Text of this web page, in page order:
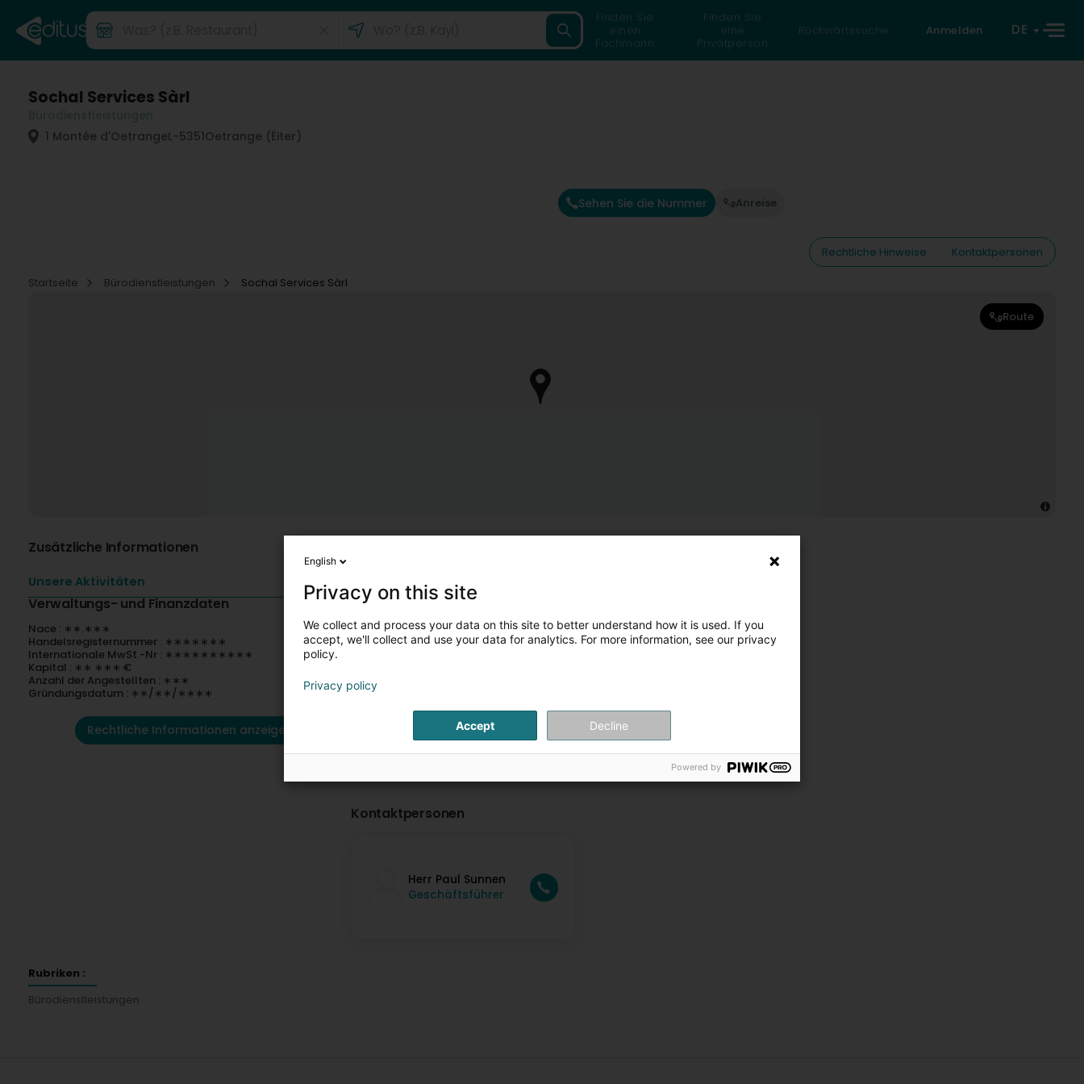
Finden Sie
einen
Fachmann
Finden Sie
eine
Privatperson
Rückwärtssuche Anmelden DE
Sochal Services Sàrl
1 Montée d'OetrangeL-5351Oetrange (Éiter)
Sehen Sie die Nummer Anreise
Rechtliche Hinweise
Kontaktpersonen
Startseite
Bürodienstleistungen Sochal Services Sàrl
Route
Zusätzliche Informationen
Unsere Aktivitäten
Verwaltungs- und Finanzdaten
Nace : ∗∗.∗∗∗
Handelsregisternummer : ∗∗∗∗∗∗∗
Internationale MwSt.-Nr : ∗∗∗∗∗∗∗∗∗∗
Kapital : ∗∗ ∗∗∗ €
Anzahl der Angestellten : ∗∗∗
Gründungsdatum : ∗∗/∗∗/∗∗∗∗
Rechtliche Informationen anzeigen
Kontaktpersonen
Herr Paul Sunnen
Geschäftsführer
Rubriken :
Bürodienstleistungen
English
Privacy on this site
We collect and process your data on this site to better understand how it is used. If you
accept, we'll collect and use your data for analytics. For more information, see our privacy
policy.
Privacy policy
Accept Decline
Powered by